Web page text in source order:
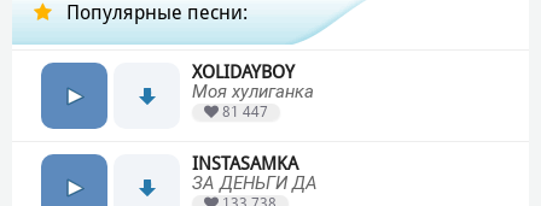
Популярные песни:
XOLIDAYBOY
Моя хулиганка
81 447
INSTASAMKA
ЗА ДЕНЬГИ ДА